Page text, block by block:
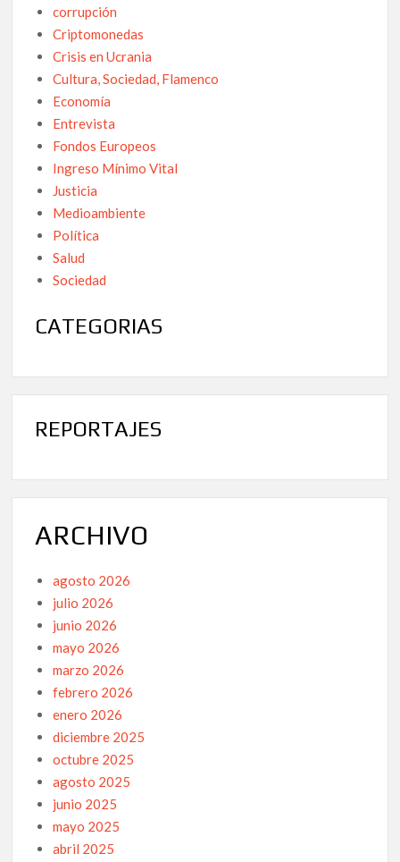
corrupción
Criptomonedas
Crisis en Ucrania
Cultura, Sociedad, Flamenco
Economía
Entrevista
Fondos Europeos
Ingreso Mínimo Vital
Justicia
Medioambiente
Política
Salud
Sociedad
CATEGORIAS
REPORTAJES
ARCHIVO
agosto 2026
julio 2026
junio 2026
mayo 2026
marzo 2026
febrero 2026
enero 2026
diciembre 2025
octubre 2025
agosto 2025
junio 2025
mayo 2025
abril 2025